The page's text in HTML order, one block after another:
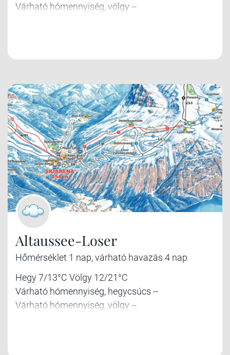
Várható hómennyiség, völgy --
Altaussee-Loser
Hőmérséklet 1 nap, várható havazás 4 nap
Hegy 7/13°C Völgy 12/21°C
Várható hómennyiség, hegycsúcs --
Várható hómennyiség, völgy --